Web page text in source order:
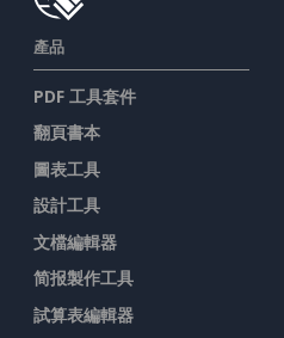
產品
PDF 工具套件
翻頁書本
圖表工具
設計工具
文檔編輯器
简报製作工具
試算表編輯器